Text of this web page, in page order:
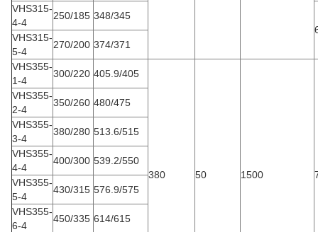
VHS315-
4-4
250/185 348/345
VHS315-
5-4
270/200 374/371
VHS355-
1-4
300/220 405.9/405
380 50 1500
VHS355-
2-4
350/260 480/475
VHS355-
3-4
380/280 513.6/515
VHS355-
4-4
400/300 539.2/550
VHS355-
5-4
430/315 576.9/575
VHS355-
6-4
450/335 614/615